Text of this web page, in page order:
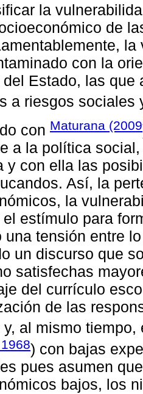
la
de
con la
Estado, las
a riesgos sociales
con Maturana (2009
a la política
y con ella las
Así, la
la
estímulo para
una tensión entre
un discurso que
satisfechas
del currículo
de las
y, al mismo
) con bajas
pues asumen
bajos, los